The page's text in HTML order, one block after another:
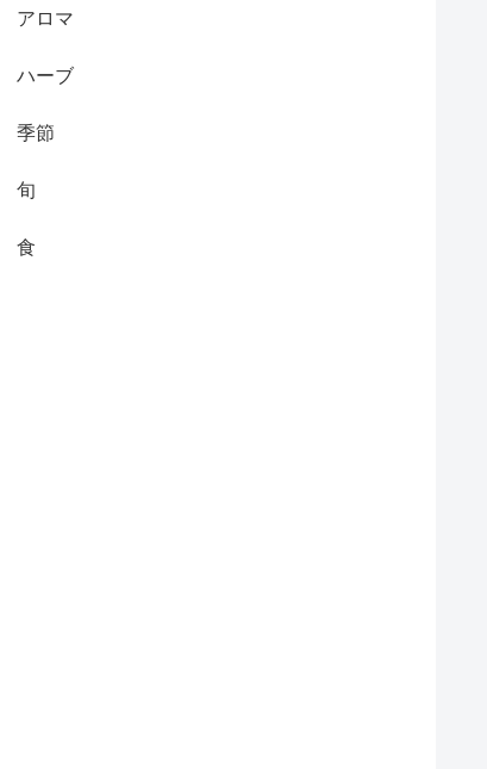
アロマ
ハーブ
季節
旬
食